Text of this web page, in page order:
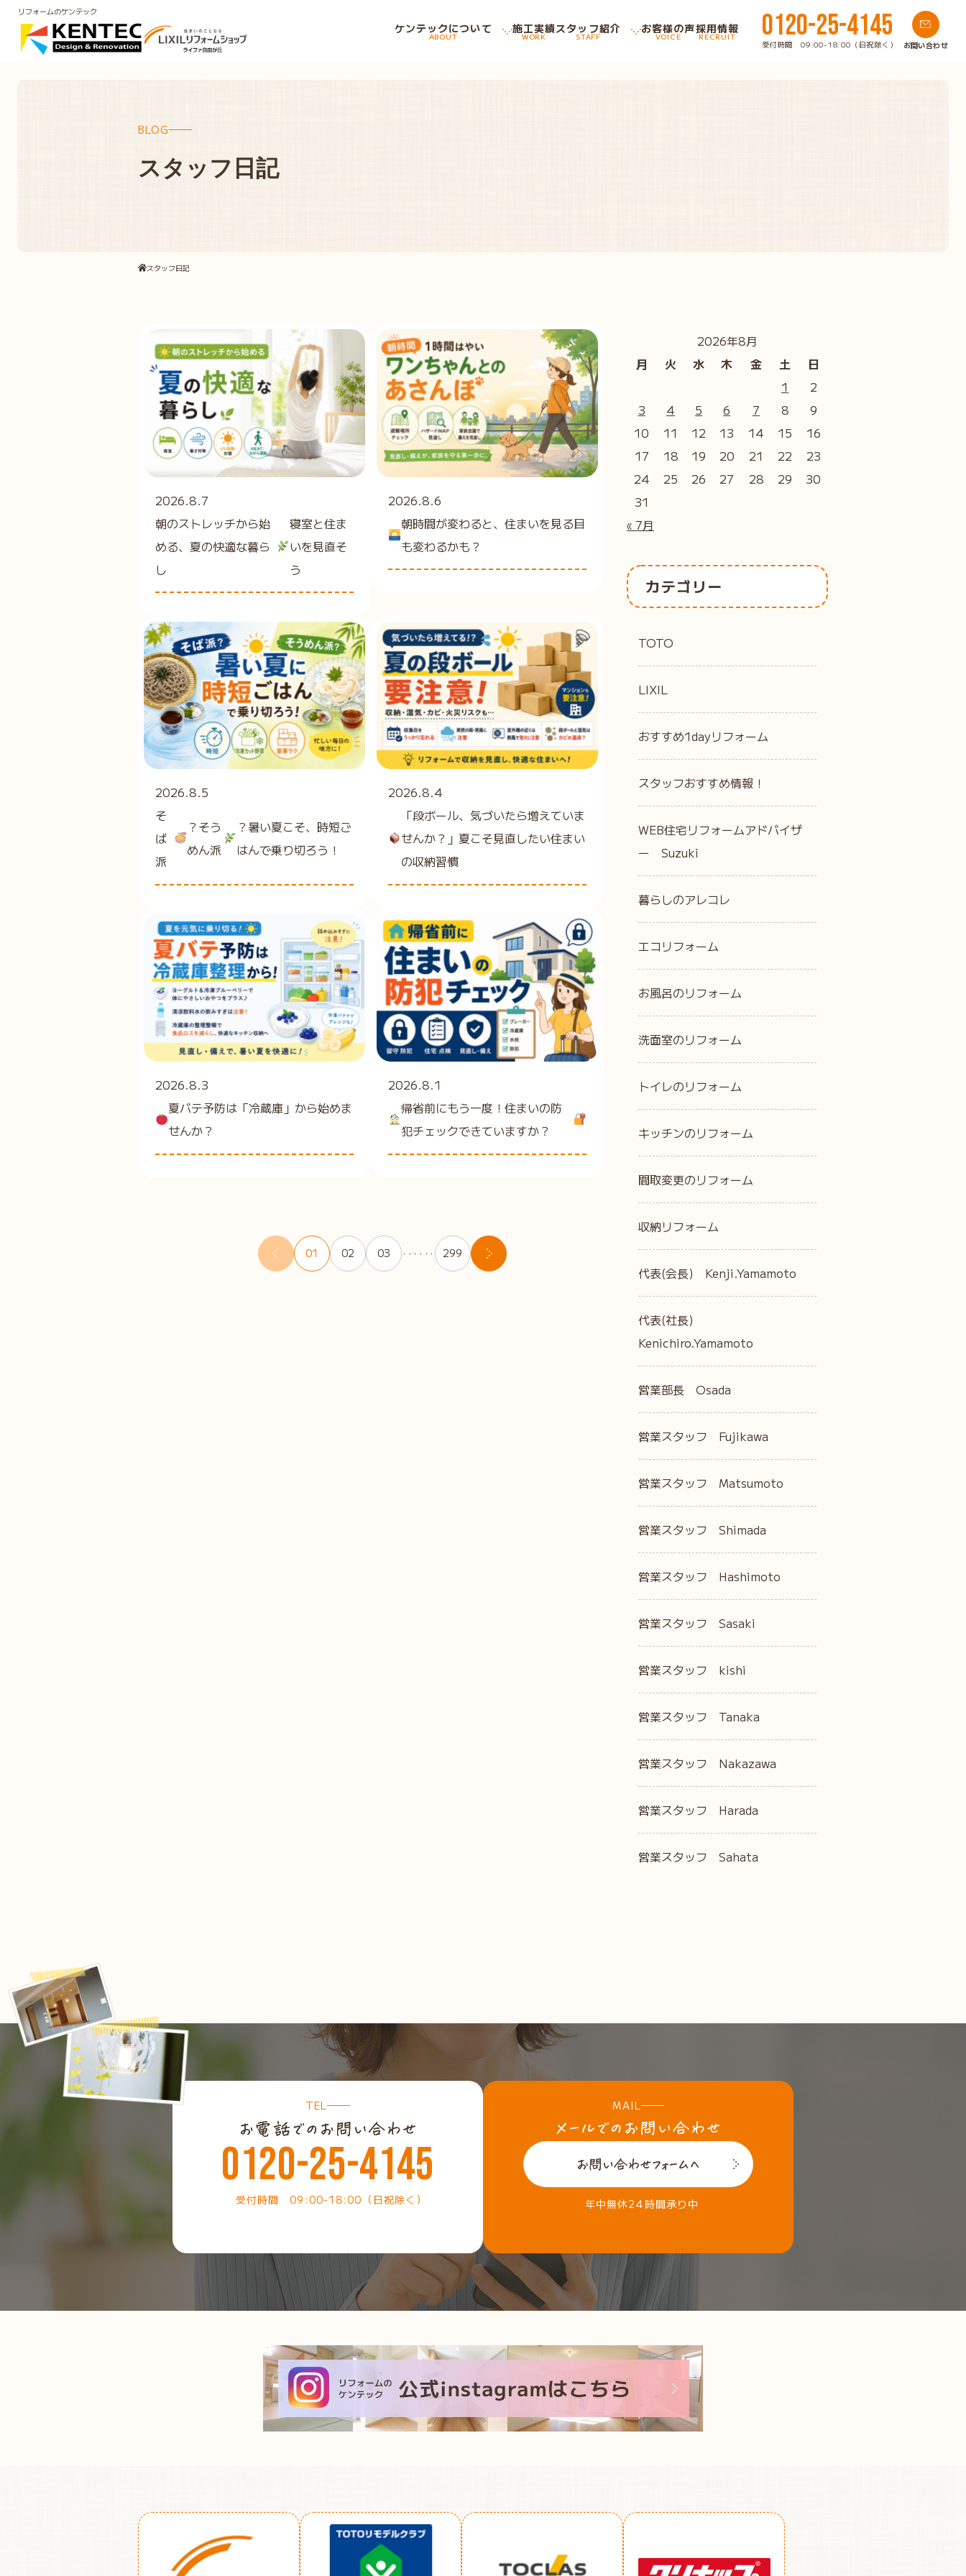
リフォームのケンテック
ケンテックについて
ABOUT
施工実績
WORK
スタッフ紹介
STAFF
お客様の声
VOICE
採用情報
RECRUIT 0120-25-4145
受付時間 09:00-18:00（日祝除く） お問い合わせ
BLOG
スタッフ日記
スタッフ日記
2026.8.7
朝のストレッチから始
める、夏の快適な暮ら
し
寝室と住ま
いを見直そ
う
2026.8.6
朝時間が変わると、住まいを見る目
も変わるかも？
2026.8.5
そ
ば
派
？そう
めん派
？暑い夏こそ、時短ご
はんで乗り切ろう！
2026.8.4
「段ボール、気づいたら増えていま
せんか？」夏こそ見直したい住まい
の収納習慣
2026.8.3
夏バテ予防は「冷蔵庫」から始めま
せんか？
2026.8.1
帰省前にもう一度！住まいの防
犯チェックできていますか？
01 02 03 ・・・・・・ 299
2026年8月
月
火 水 木 金 土 日
« 7月
1
2
3
4 5 6 7 8
9
10
11 12 13 14 15
16
17
18 19 20 21 22
23
24
25 26 27 28 29
30
31
カテゴリー
TOTO
LIXIL
おすすめ1dayリフォーム
スタッフおすすめ情報！
WEB住宅リフォームアドバイザ
ー Suzuki
暮らしのアレコレ
エコリフォーム
お風呂のリフォーム
洗面室のリフォーム
トイレのリフォーム
キッチンのリフォーム
間取変更のリフォーム
収納リフォーム
代表(会長) Kenji.Yamamoto
代表(社長)
Kenichiro.Yamamoto
営業部長 Osada
営業スタッフ Fujikawa
営業スタッフ Matsumoto
営業スタッフ Shimada
営業スタッフ Hashimoto
営業スタッフ Sasaki
営業スタッフ kishi
営業スタッフ Tanaka
営業スタッフ Nakazawa
営業スタッフ Harada
営業スタッフ Sahata
TEL
0120-25-4145
受付時間 09:00-18:00（日祝除く）
MAIL
年中無休24時間承り中